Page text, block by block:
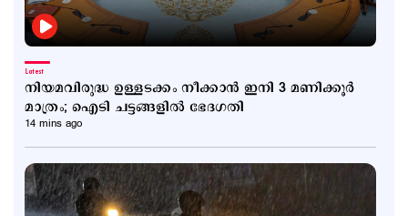
Latest
നിയമവിരുദ്ധ ഉള്ളടക്കം നീക്കാൻ ഇനി 3 മണിക്കൂർ
മാത്രം; ഐടി ചട്ടങ്ങളിൽ ഭേദഗതി
14 mins ago